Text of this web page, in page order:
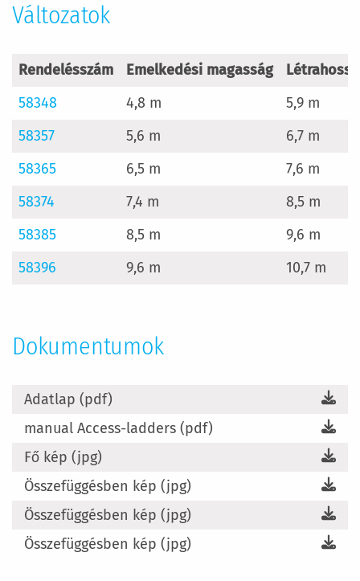
Változatok
Rendelésszám Emelkedési magasság
58348
4,8 m
5,9 m
58357
5,6 m
6,7 m
58365
6,5 m
7,6 m
58374
7,4 m
8,5 m
58385
8,5 m
9,6 m
58396
9,6 m 10,7 m
Dokumentumok
Adatlap (pdf)
manual Access-ladders (pdf)
Fő kép (jpg)
Összefüggésben kép (jpg)
Összefüggésben kép (jpg)
Összefüggésben kép (jpg)